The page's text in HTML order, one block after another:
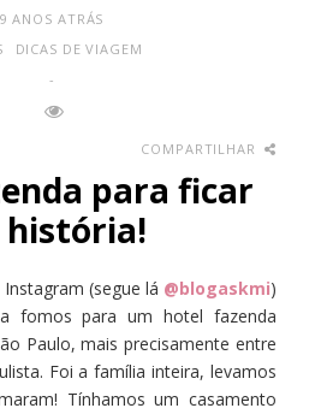
9 ANOS ATRÁS
DICAS DE VIAGEM
-
COMPARTILHAR
para ficar
história!
(segue lá @blogaskmi)
fomos para um hotel fazenda
Paulo, mais precisamente entre
Foi a família inteira, levamos
Tínhamos um casamento